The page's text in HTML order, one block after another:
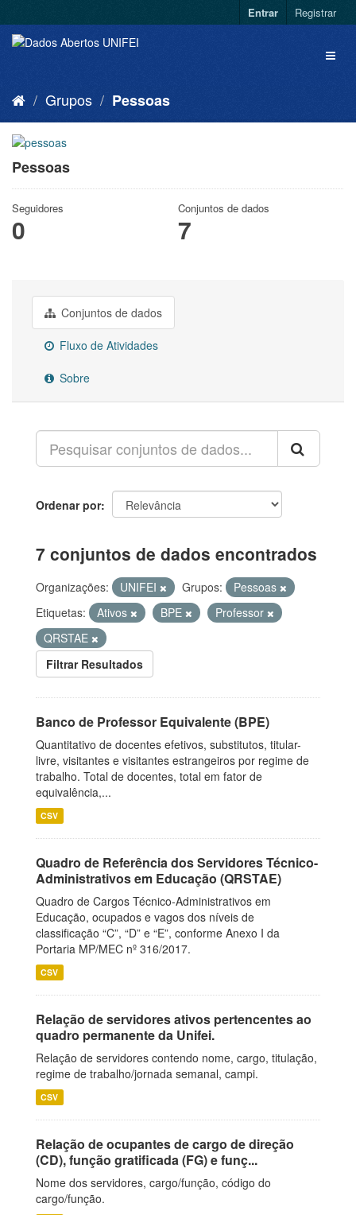
Entrar Registrar
Grupos Pessoas
Pessoas
Seguidores
0
Conjuntos de dados
7
Conjuntos de dados
Fluxo de Atividades
Sobre
Ordenar por
7 conjuntos de dados encontrados
Organizações: UNIFEI Grupos:
Pessoas
Etiquetas:
Ativos BPE
Professor
QRSTAE
Filtrar Resultados
Banco de Professor Equivalente (BPE)
Quantitativo de docentes efetivos, substitutos, titular-
livre, visitantes e visitantes estrangeiros por regime de
trabalho. Total de docentes, total em fator de
equivalência,...
CSV
Quadro de Referência dos Servidores Técnico-
Administrativos em Educação (QRSTAE)
Quadro de Cargos Técnico-Administrativos em
Educação, ocupados e vagos dos níveis de
classificação “C”, “D” e “E”, conforme Anexo I da
Portaria MP/MEC nº 316/2017.
CSV
Relação de servidores ativos pertencentes ao
quadro permanente da Unifei.
Relação de servidores contendo nome, cargo, titulação,
regime de trabalho/jornada semanal, campi.
CSV
Relação de ocupantes de cargo de direção
(CD), função gratificada (FG) e funç...
Nome dos servidores, cargo/função, código do
cargo/função.